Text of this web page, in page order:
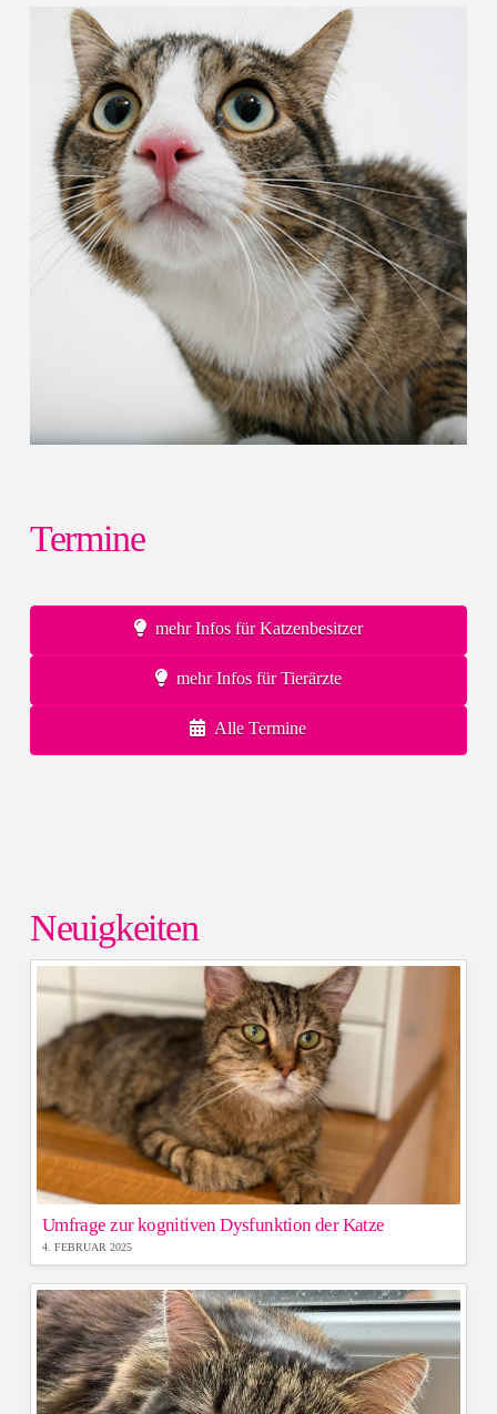
Termine
mehr Infos für Katzenbesitzer
mehr Infos für Tierärzte
Alle Termine
Neuigkeiten
Umfrage zur kognitiven Dysfunktion der Katze
4. FEBRUAR 2025